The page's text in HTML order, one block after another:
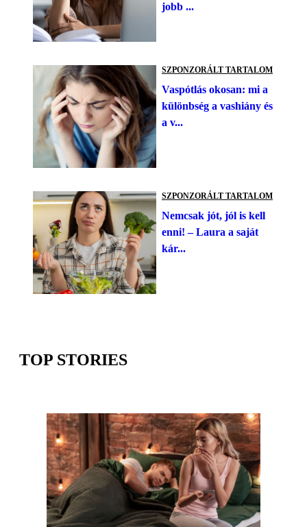
jobb ...
SZPONZORÁLT TARTALOM
Vaspótlás okosan: mi a
különbség a vashiány és
a v...
SZPONZORÁLT TARTALOM
Nemcsak jót, jól is kell
enni! – Laura a saját
kár...
TOP STORIES